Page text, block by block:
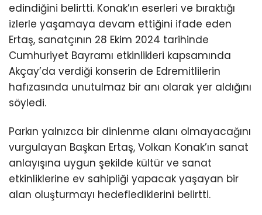
edindiğini belirtti. Konak’ın eserleri ve bıraktığı
izlerle yaşamaya devam ettiğini ifade eden
Ertaş, sanatçının 28 Ekim 2024 tarihinde
Cumhuriyet Bayramı etkinlikleri kapsamında
Akçay’da verdiği konserin de Edremitlilerin
hafızasında unutulmaz bir anı olarak yer aldığını
söyledi.
Parkın yalnızca bir dinlenme alanı olmayacağını
vurgulayan Başkan Ertaş, Volkan Konak’ın sanat
anlayışına uygun şekilde kültür ve sanat
etkinliklerine ev sahipliği yapacak yaşayan bir
alan oluşturmayı hedeflediklerini belirtti.